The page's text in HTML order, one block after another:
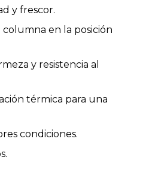
y frescor.
en la posición
y resistencia al
térmica para una
condiciones.